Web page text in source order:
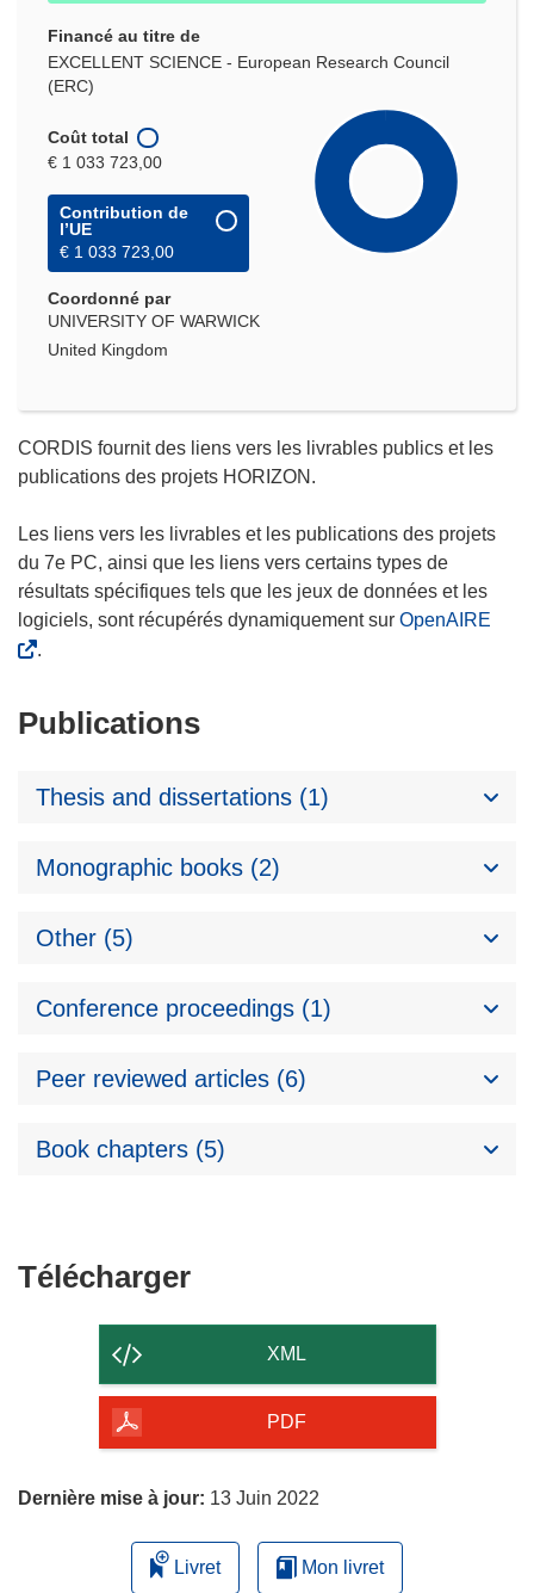
Financé au titre de
EXCELLENT SCIENCE - European Research Council
(ERC)
Coût total
€ 1 033 723,00
Contribution de
l’UE
€ 1 033 723,00
Coordonné par
UNIVERSITY OF WARWICK
United Kingdom
CORDIS fournit des liens vers les livrables publics et les
publications des projets HORIZON.
Les liens vers les livrables et les publications des projets
du 7e PC, ainsi que les liens vers certains types de
résultats spécifiques tels que les jeux de données et les
logiciels, sont récupérés dynamiquement sur OpenAIRE
.
Publications
Thesis and dissertations (1)
Monographic books (2)
Other (5)
Conference proceedings (1)
Peer reviewed articles (6)
Book chapters (5)
TéléchargerTélécharger
contenu
de
page
XML
PDF
Dernière mise à jour: 13 Juin 2022
Livret Mon livret